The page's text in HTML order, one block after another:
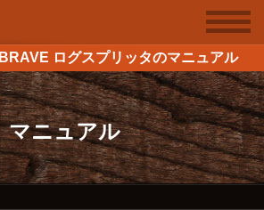
BRAVE ログスプリッタのマニュアル
マニュアル